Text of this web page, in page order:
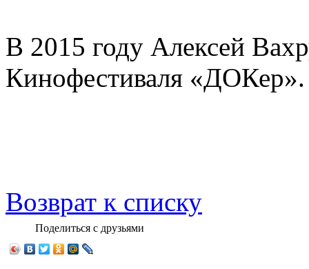
В 2015 году Алексей
Кинофестиваля «ДОКер».
Возврат к списку
Поделиться с друзьями